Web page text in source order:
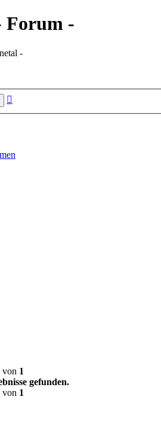
Forum -
-
von 1
gefunden.
von 1